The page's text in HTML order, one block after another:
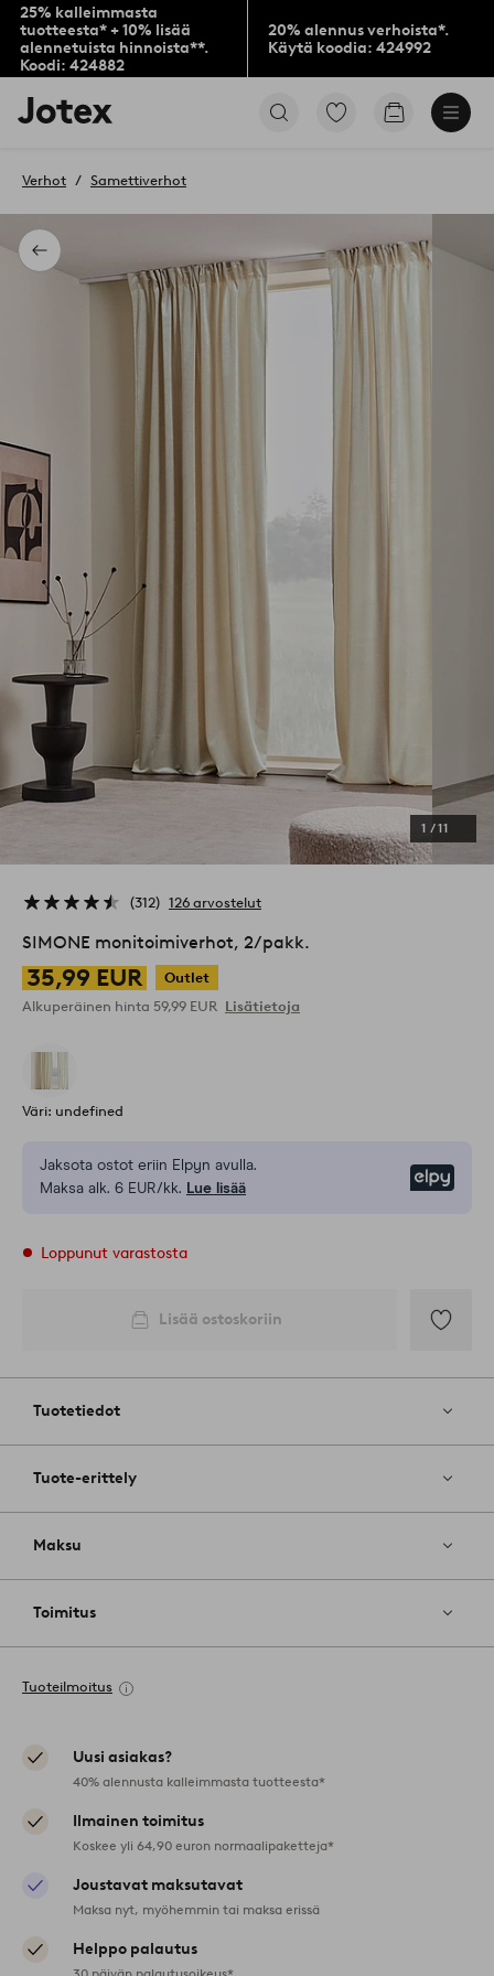
25% kalleimmasta
tuotteesta* + 10% lisää
alennetuista hinnoista**.
Koodi: 424882
20% alennus verhoista*.
Käytä koodia: 424992
Jotex-
logo
aloitussivulle
Siirry
Siirry
Takaisin
Verhot Samettiverhot
1 /11
312 126 arvostelut
SIMONE monitoimiverhot, 2/pakk.
35,99 EUR
Outlet
Alkuperäinen hinta 59,99 EUR Lisätietoja
Väri: undefined
Jaksota ostot eriin Elpyn avulla.
Maksa alk. 6 EUR/kk. Lue lisää
Loppunut varastosta
Lisää ostoskoriin
Tuotetiedot
Tuote-erittely
Maksu
Toimitus
Tuoteilmoitus
Uusi asiakas?
40% alennusta kalleimmasta tuotteesta*
Ilmainen toimitus
Koskee yli 64,90 euron normaalipaketteja*
Joustavat maksutavat
Maksa nyt, myöhemmin tai maksa erissä
Helppo palautus